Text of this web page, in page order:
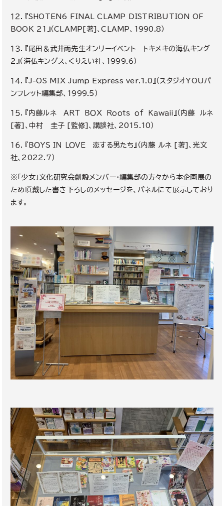
１２．『SHOTEN6 FINAL CLAMP DISTRIBUTION OF
BOOK 21
』（CLAMP[著]、CLAMP、1990.8）
１３．『尾田＆武井両先生オンリーイベント トキメキの海仏キング
２』（海仏キングス、くりえい社、1999.6）
１４．『J-OS MIX Jump Express ver.1.0 』（スタジオYOUパ
ンフレット編集部、1999.5）
１５．『内藤ルネ ＡＲＴ ＢＯＸ Ｒｏｏｔｓ ｏｆ Ｋａｗａｉｉ』（内藤 ルネ
[著]、中村 圭子 [ 監修]、 講談社、 2015.10）
１６．『ＢＯＹＳ ＩＮ ＬＯＶＥ 恋する男たち』（内藤 ルネ [著]、 光文
社、 2022.7）
※「少女」文化研究会創設メンバー・編集部の方々から本企画展の
ため頂戴した書き下ろしのメッセージを、パネルにて展示しており
ます。